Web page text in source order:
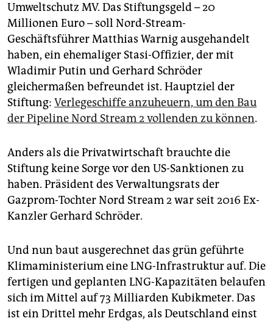
Umweltschutz MV. Das Stiftungsgeld – 20
Millionen Euro – soll Nord-Stream-
Geschäftsführer Matthias Warnig ausgehandelt
haben, ein ehemaliger Stasi-Offizier, der mit
Wladimir Putin und Gerhard Schröder
gleichermaßen befreundet ist. Hauptziel der
Stiftung: Verlegeschiffe anzuheuern, um den Bau
der Pipeline Nord Stream 2 vollenden zu können.
Anders als die Privatwirtschaft brauchte die
Stiftung keine Sorge vor den US-Sanktionen zu
haben. Präsident des Verwaltungsrats der
Gazprom-Tochter Nord Stream 2 war seit 2016 Ex-
Kanzler Gerhard Schröder.
Und nun baut ausgerechnet das grün geführte
Klimaministerium eine LNG-Infrastruktur auf. Die
fertigen und geplanten LNG-Kapazitäten belaufen
sich im Mittel auf 73 Milliarden Kubikmeter. Das
ist ein Drittel mehr Erdgas, als Deutschland einst